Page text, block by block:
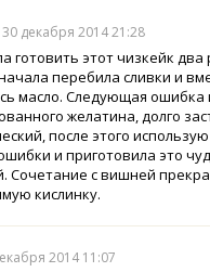
30 декабря 2014 21:28
готовить этот чизкейк
перебила сливки и
масло. Следующая ошибка
желатина, долго
после этого
и приготовила это
Сочетание с вишней
кислинку.
2014 11:07